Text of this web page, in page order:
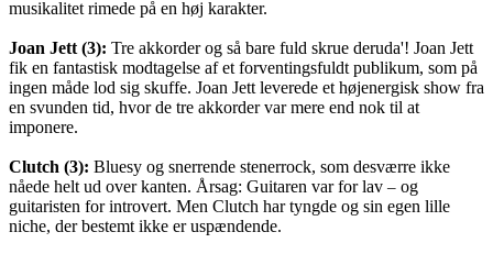
musikalitet rimede på en høj karakter.
Joan Jett (3): Tre akkorder og så bare fuld skrue deruda'! Joan Jett
fik en fantastisk modtagelse af et forventingsfuldt publikum, som på
ingen måde lod sig skuffe. Joan Jett leverede et højenergisk show fra
en svunden tid, hvor de tre akkorder var mere end nok til at
imponere.
Clutch (3): Bluesy og snerrende stenerrock, som desværre ikke
nåede helt ud over kanten. Årsag: Guitaren var for lav – og
guitaristen for introvert. Men Clutch har tyngde og sin egen lille
niche, der bestemt ikke er uspændende.